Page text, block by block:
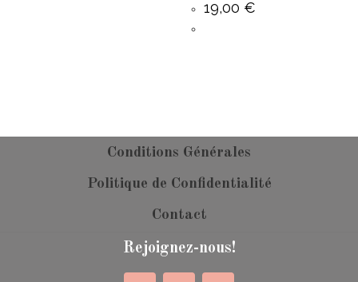
19,00 €
Conditions Générales
Politique de Confidentialité
Contact
Rejoignez-nous!